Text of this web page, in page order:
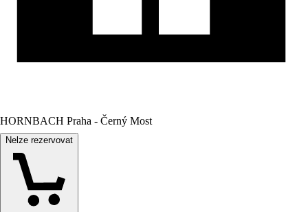
HORNBACH Praha - Černý Most
Nelze rezervovat